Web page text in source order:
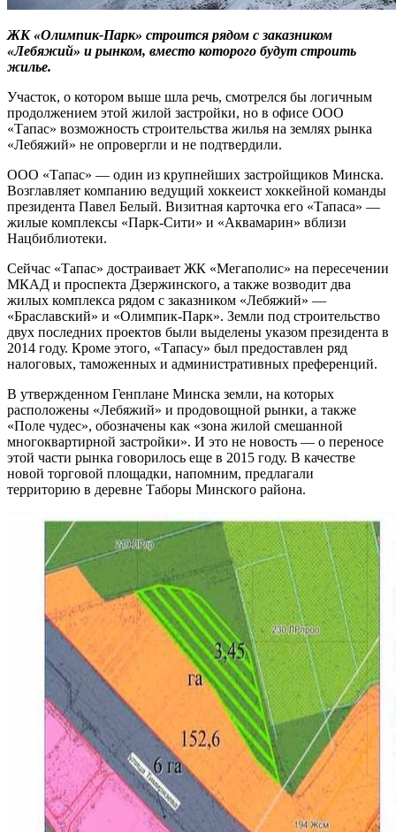
ЖК «Олимпик-Парк» строится рядом с заказником
«Лебяжий» и рынком, вместо которого будут строить
жилье.
Участок, о котором выше шла речь, смотрелся бы логичным
продолжением этой жилой застройки, но в офисе ООО
«Тапас» возможность строительства жилья на землях рынка
«Лебяжий» не опровергли и не подтвердили.
ООО «Тапас» — один из крупнейших застройщиков Минска.
Возглавляет компанию ведущий хоккеист хоккейной команды
президента Павел Белый. Визитная карточка его «Тапаса» —
жилые комплексы «Парк-Сити» и «Аквамарин» вблизи
Нацбиблиотеки.
Сейчас «Тапас» достраивает ЖК «Мегаполис» на пересечении
МКАД и проспекта Дзержинского, а также возводит два
жилых комплекса рядом с заказником «Лебяжий» —
«Браславский» и «Олимпик-Парк». Земли под строительство
двух последних проектов были выделены указом президента в
2014 году. Кроме этого, «Тапасу» был предоставлен ряд
налоговых, таможенных и административных преференций.
В утвержденном Генплане Минска земли, на которых
расположены «Лебяжий» и продовощной рынки, а также
«Поле чудес», обозначены как «зона жилой смешанной
многоквартирной застройки». И это не новость — о переносе
этой части рынка говорилось еще в 2015 году. В качестве
новой торговой площадки, напомним, предлагали
территорию в деревне Таборы Минского района.